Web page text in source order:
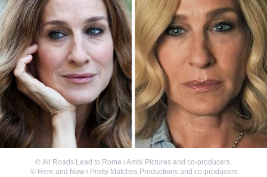
© All Roads Lead to Rome / Ambi Pictures and co-producers,
© Here and Now / Pretty Matches Productions and co-producers